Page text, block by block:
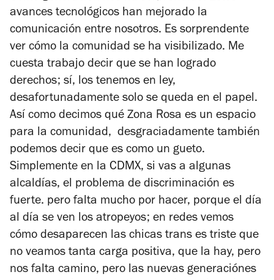
avances tecnológicos han mejorado la
comunicación entre nosotros. Es sorprendente
ver cómo la comunidad se ha visibilizado. Me
cuesta trabajo decir que se han logrado
derechos; sí, los tenemos en ley,
desafortunadamente solo se queda en el papel.
Así como decimos qué Zona Rosa es un espacio
para la comunidad, desgraciadamente también
podemos decir que es como un gueto.
Simplemente en la CDMX, si vas a algunas
alcaldías, el problema de discriminación es
fuerte. pero falta mucho por hacer, porque el día
al día se ven los atropeyos; en redes vemos
cómo desaparecen las chicas trans es triste que
no veamos tanta carga positiva, que la hay, pero
nos falta camino, pero las nuevas generaciónes